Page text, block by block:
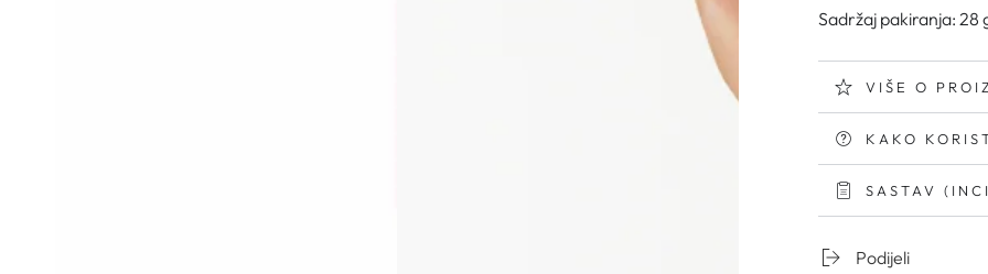
Sadržaj pakiranja: 28
VIŠE O
KAKO
SASTAV
Podijeli